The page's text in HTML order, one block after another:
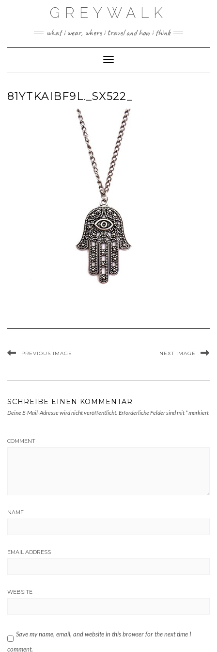
GREYWALK
what i wear, where i travel and how i think
Toggle Navigation
81YTKAIBF9L._SX522_
PREVIOUS IMAGE NEXT IMAGE
SCHREIBE EINEN KOMMENTAR
Deine E-Mail-Adresse wird nicht veröffentlicht. Erforderliche Felder sind mit *markiert
COMMENT
NAME
EMAIL ADDRESS
WEBSITE
Save my name, email, and website in this browser for the next time I
comment.